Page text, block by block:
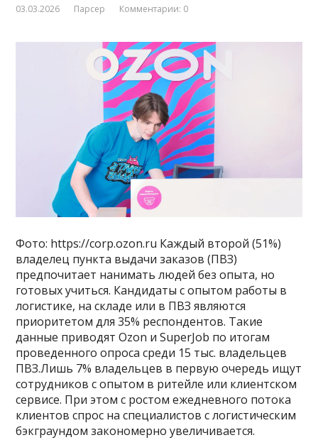
03.03.2026 Парсер Комментарии: 0
Фото: https://corp.ozon.ru Каждый второй (51%)
владелец пункта выдачи заказов (ПВЗ)
предпочитает нанимать людей без опыта, но
готовых учиться. Кандидаты с опытом работы в
логистике, на складе или в ПВЗ являются
приоритетом для 35% респондентов. Такие
данные приводят Ozon и SuperJob по итогам
проведенного опроса среди 15 тыс. владельцев
ПВЗ.Лишь 7% владельцев в первую очередь ищут
сотрудников с опытом в ритейле или клиентском
сервисе. При этом с ростом ежедневного потока
клиентов спрос на специалистов с логистическим
бэкграундом закономерно увеличивается.